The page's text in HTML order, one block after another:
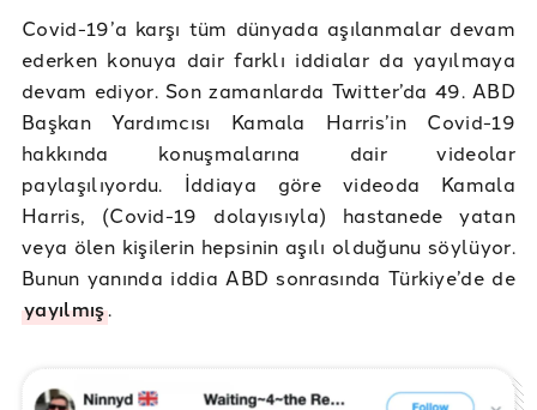
Covid-19’a karşı tüm dünyada aşılanmalar devam
ederken konuya dair farklı iddialar da yayılmaya
devam ediyor. Son zamanlarda Twitter’da 49. ABD
Başkan Yardımcısı Kamala Harris’in Covid-19
hakkında konuşmalarına dair videolar
paylaşılıyordu. İddiaya göre videoda Kamala
Harris, (Covid-19 dolayısıyla) hastanede yatan
veya ölen kişilerin hepsinin aşılı olduğunu söylüyor.
Bunun yanında iddia ABD sonrasında Türkiye’de de
yayılmış.